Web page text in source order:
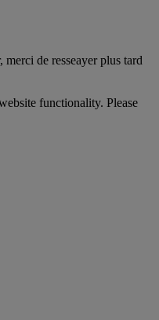
merci de resseayer plus tard
functionality. Please